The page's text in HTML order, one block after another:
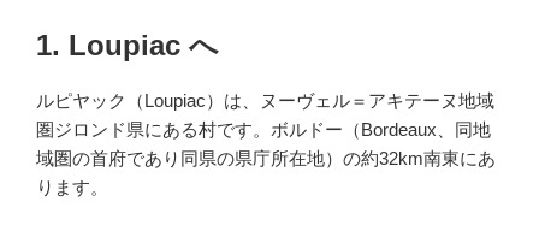
1. Loupiac へ
ルピヤック（Loupiac）は、ヌーヴェル＝アキテーヌ地域
圏ジロンド県にある村です。ボルドー（Bordeaux、同地
域圏の首府であり同県の県庁所在地）の約32km南東にあ
ります。